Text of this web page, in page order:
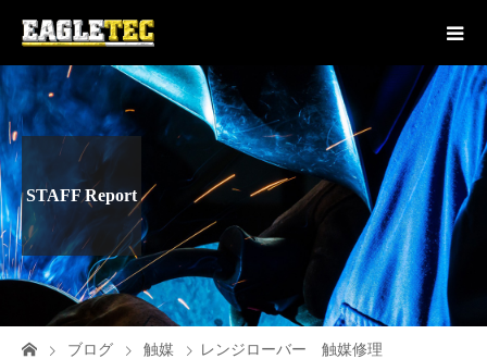
STAFF Report
ブログ 触媒 レンジローバー 触媒修理